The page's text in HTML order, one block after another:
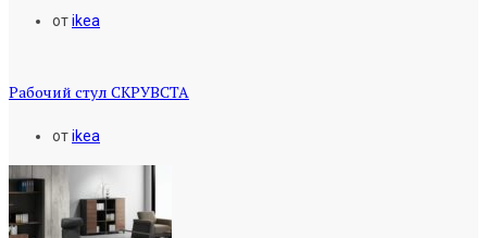
отikea
Рабочий стул СКРУВСТА
отikea